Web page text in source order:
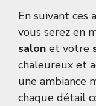
En suivant ces
vous serez en
salon et votre
chaleureux et
une ambiance
chaque détail